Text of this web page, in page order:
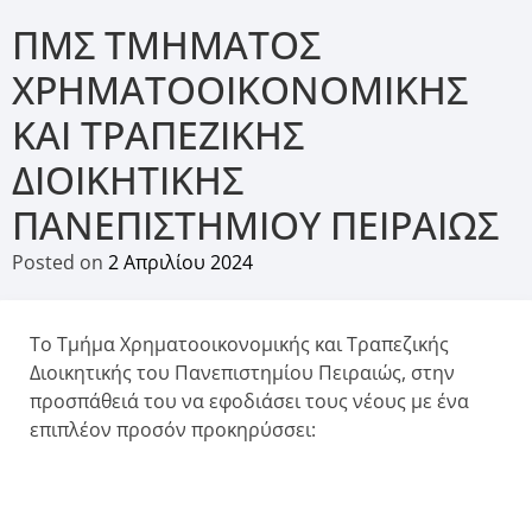
ΠΜΣ ΤΜΗΜΑΤΟΣ
ΧΡΗΜΑΤΟΟΙΚΟΝΟΜΙΚΗΣ
ΚΑΙ ΤΡΑΠΕΖΙΚΗΣ
ΔΙΟΙΚΗΤΙΚΗΣ
ΠΑΝΕΠΙΣΤΗΜΙΟΥ ΠΕΙΡΑΙΩΣ
Posted on 2 Απριλίου 2024
Το Τμήμα Χρηματοοικονομικής και Τραπεζικής
Διοικητικής του Πανεπιστημίου Πειραιώς, στην
προσπάθειά του να εφοδιάσει τους νέους με ένα
επιπλέον προσόν προκηρύσσει: